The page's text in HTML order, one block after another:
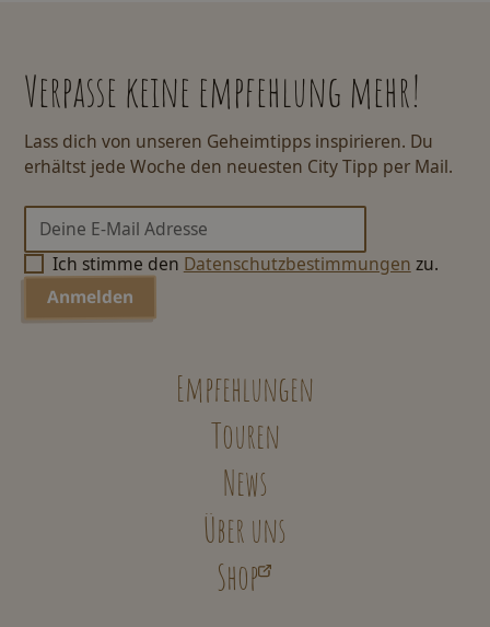
Empfehlungen
Touren
News
Über uns
Shop
Verpasse keine empfehlung mehr!
Lass dich von unseren Geheimtipps inspirieren. Du
erhältst jede Woche den neuesten City Tipp per Mail.
Ich stimme den Datenschutzbestimmungen zu.